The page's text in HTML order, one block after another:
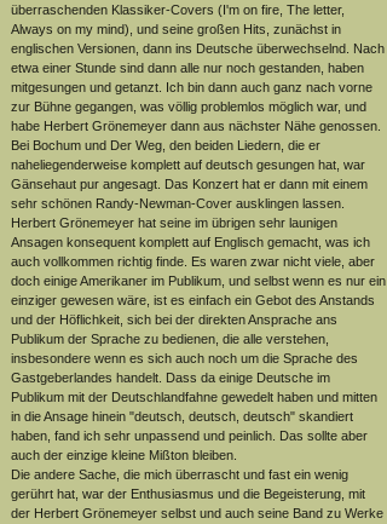
überraschenden Klassiker-Covers (I'm on fire, The letter,
Always on my mind), und seine großen Hits, zunächst in
englischen Versionen, dann ins Deutsche überwechselnd. Nach
etwa einer Stunde sind dann alle nur noch gestanden, haben
mitgesungen und getanzt. Ich bin dann auch ganz nach vorne
zur Bühne gegangen, was völlig problemlos möglich war, und
habe Herbert Grönemeyer dann aus nächster Nähe genossen.
Bei Bochum und Der Weg, den beiden Liedern, die er
naheliegenderweise komplett auf deutsch gesungen hat, war
Gänsehaut pur angesagt. Das Konzert hat er dann mit einem
sehr schönen Randy-Newman-Cover ausklingen lassen.
Herbert Grönemeyer hat seine im übrigen sehr launigen
Ansagen konsequent komplett auf Englisch gemacht, was ich
auch vollkommen richtig finde. Es waren zwar nicht viele, aber
doch einige Amerikaner im Publikum, und selbst wenn es nur ein
einziger gewesen wäre, ist es einfach ein Gebot des Anstands
und der Höflichkeit, sich bei der direkten Ansprache ans
Publikum der Sprache zu bedienen, die alle verstehen,
insbesondere wenn es sich auch noch um die Sprache des
Gastgeberlandes handelt. Dass da einige Deutsche im
Publikum mit der Deutschlandfahne gewedelt haben und mitten
in die Ansage hinein "deutsch, deutsch, deutsch" skandiert
haben, fand ich sehr unpassend und peinlich. Das sollte aber
auch der einzige kleine Mißton bleiben.
Die andere Sache, die mich überrascht und fast ein wenig
gerührt hat, war der Enthusiasmus und die Begeisterung, mit
der Herbert Grönemeyer selbst und auch seine Band zu Werke